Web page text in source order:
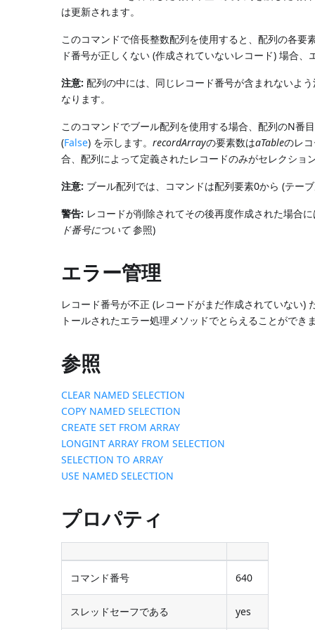
は更新されます。
このコマンドで倍長整数配列を使用すると、配列の各要
ド番号が正しくない (作成されていないレコード) 場合
注意: 配列の中には、同じレコード番号が含まれないよ
なります。
このコマンドでブール配列を使用する場合、配列のN番
(False) を示します。recordArrayの要素数はaTableのレ
合、配列によって定義されたレコードのみがセレクショ
注意: ブール配列では、コマンドは配列要素0から (テー
警告: レコードが削除されてその後再度作成された場合
ド番号について参照)
エラー管理
レコード番号が不正 (レコードがまだ作成されていない
トールされたエラー処理メソッドでとらえることができ
参照
CLEAR NAMED SELECTION
COPY NAMED SELECTION
CREATE SET FROM ARRAY
LONGINT ARRAY FROM SELECTION
SELECTION TO ARRAY
USE NAMED SELECTION
プロパティ
コマンド番号 640
スレッドセーフである yes